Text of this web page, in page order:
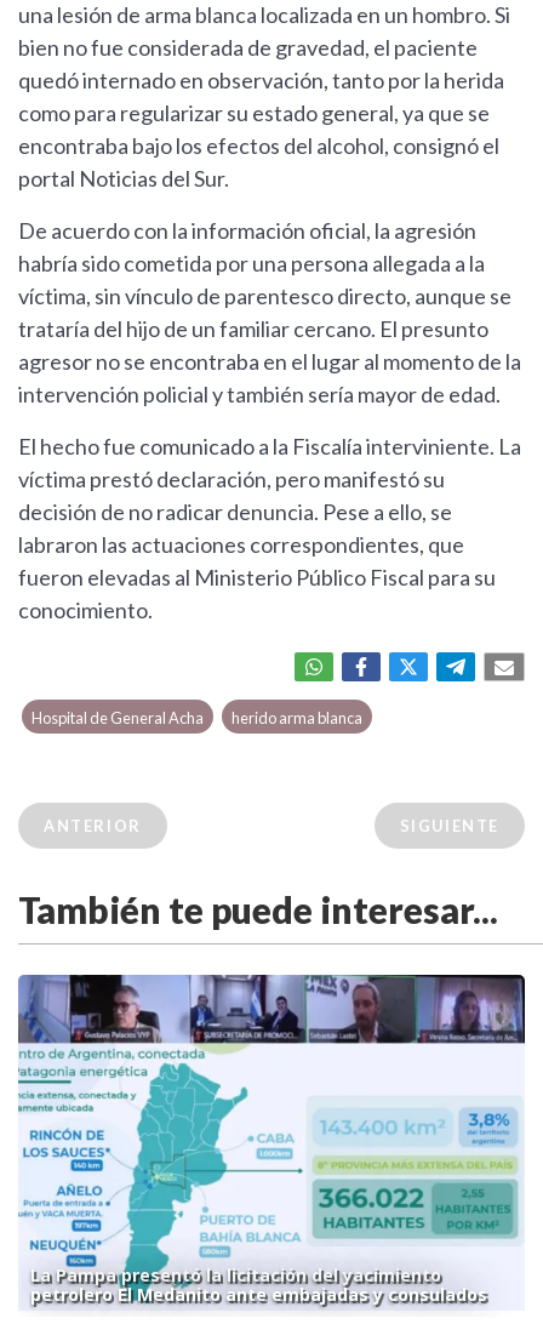
una lesión de arma blanca localizada en un hombro. Si
bien no fue considerada de gravedad, el paciente
quedó internado en observación, tanto por la herida
como para regularizar su estado general, ya que se
encontraba bajo los efectos del alcohol, consignó el
portal Noticias del Sur.
De acuerdo con la información oficial, la agresión
habría sido cometida por una persona allegada a la
víctima, sin vínculo de parentesco directo, aunque se
trataría del hijo de un familiar cercano. El presunto
agresor no se encontraba en el lugar al momento de la
intervención policial y también sería mayor de edad.
El hecho fue comunicado a la Fiscalía interviniente. La
víctima prestó declaración, pero manifestó su
decisión de no radicar denuncia. Pese a ello, se
labraron las actuaciones correspondientes, que
fueron elevadas al Ministerio Público Fiscal para su
conocimiento.
Hospital de General Acha herido arma blanca
ANTERIOR SIGUIENTE
También te puede interesar...
La Pampa presentó la licitación del yacimiento
petrolero El Medanito ante embajadas y consulados